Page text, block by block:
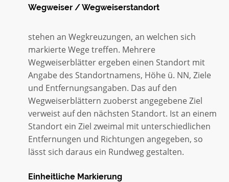
Wegweiser / Wegweiserstandort
stehen an Wegkreuzungen, an welchen sich
markierte Wege treffen. Mehrere
Wegweiserblätter ergeben einen Standort mit
Angabe des Standortnamens, Höhe ü. NN, Ziele
und Entfernungsangaben. Das auf den
Wegweiserblättern zuoberst angegebene Ziel
verweist auf den nächsten Standort. Ist an einem
Standort ein Ziel zweimal mit unterschiedlichen
Entfernungen und Richtungen angegeben, so
lässt sich daraus ein Rundweg gestalten.
Einheitliche Markierung